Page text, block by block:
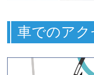
車でのアク